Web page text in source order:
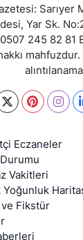
Yar Sk.
245 82 81
Eczaneler
Vakitleri
Fikstür